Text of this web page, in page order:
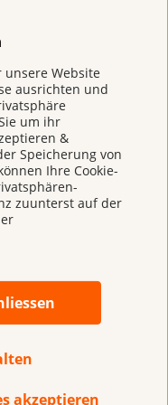
unsere Website
ausrichten und
um ihr
&
Speicherung von
Ihre Cookie-
zuunterst auf der
akzeptieren
unter
eingesetzt. Ziel
zu
erhöhen.
und Wünsche
festgehalten.
und
Unterstützung
Abteilung im
nicht mehr
rechtlichen
zu
bestimmen.
nach
können, ist